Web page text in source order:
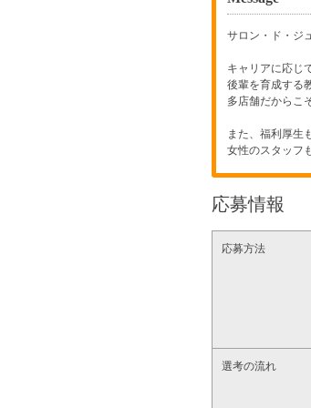
サロン・ド・ジ
キャリアに応じ
後輩を育成する
多店舗だからこ
また、福利厚生
女性のスタッフ
応募情報
応募方法
選考の流れ